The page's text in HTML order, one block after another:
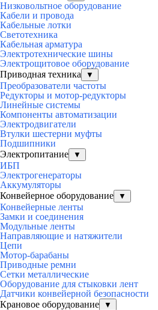
Низковольтное оборудование
Кабели и провода
Кабельные лотки
Светотехника
Кабельная арматура
Электротехнические шины
Электрощитовое оборудование
Приводная техника
▼
Преобразователи частоты
Редукторы и мотор-редукторы
Линейные системы
Компоненты автоматизации
Электродвигатели
Втулки шестерни муфты
Подшипники
Электропитание
▼
ИБП
Электрогенераторы
Аккумуляторы
Конвейерное оборудование
▼
Конвейерные ленты
Замки и соединения
Модульные ленты
Направляющие и натяжители
Цепи
Мотор-барабаны
Приводные ремни
Сетки металлические
Оборудование для стыковки лент
Датчики конвейерной безопасности
Крановое оборудование
▼